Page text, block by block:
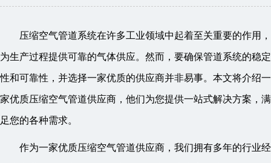
压缩空气管道系统在许多工业领域中起着至关重要的作用，
为生产过程提供可靠的气体供应。然而，要确保管道系统的稳定
性和可靠性，并选择一家优质的供应商并非易事。本文将介绍一
家优质压缩空气管道供应商，他们为您提供一站式解决方案，满
足您的各种需求。
作为一家优质压缩空气管道供应商，我们拥有多年的行业经